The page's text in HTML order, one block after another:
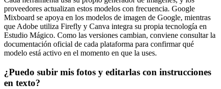
proveedores actualizan estos modelos con frecuencia. Google
Mixboard se apoya en los modelos de imagen de Google, mientras
que Adobe utiliza Firefly y Canva integra su propia tecnología en
Estudio Mágico. Como las versiones cambian, conviene consultar la
documentación oficial de cada plataforma para confirmar qué
modelo está activo en el momento en que la uses.
¿Puedo subir mis fotos y editarlas con instrucciones
en texto?